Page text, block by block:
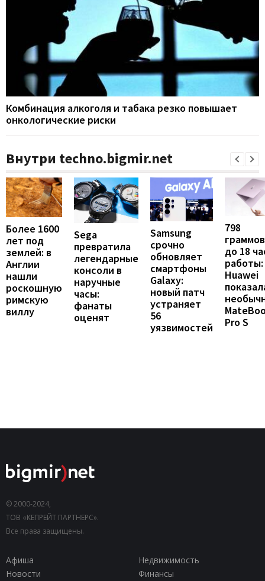
Комбинация алкоголя и табака резко повышает
онкологические риски
Внутри techno.bigmir.net
Более 1600
лет под
землей: в
Англии
нашли
роскошную
римскую
виллу
Sega
превратила
легендарные
консоли в
наручные
часы:
фанаты
оценят
Samsung
срочно
обновляет
смартфоны
Galaxy:
новый патч
устраняет
56
уязвимостей
798
до 18
работы:
Huawei
Pro S
© 2000-2024,
ТОВ «КЕПРЕЙТ ПАРТНЕРС».
Все права защищены.
Афиша
Недвижимость
Новости
Финансы